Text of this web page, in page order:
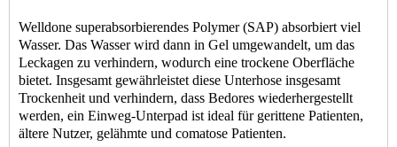
Welldone superabsorbierendes Polymer (SAP) absorbiert viel
Wasser. Das Wasser wird dann in Gel umgewandelt, um das
Leckagen zu verhindern, wodurch eine trockene Oberfläche
bietet. Insgesamt gewährleistet diese Unterhose insgesamt
Trockenheit und verhindern, dass Bedores wiederhergestellt
werden, ein Einweg-Unterpad ist ideal für gerittene Patienten,
ältere Nutzer, gelähmte und comatose Patienten.